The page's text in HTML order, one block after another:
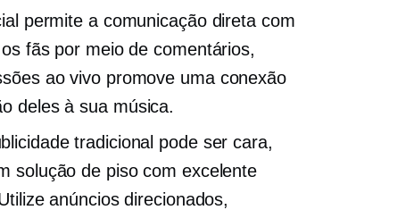
permite a comunicação direta com
fãs por meio de comentários,
ao vivo promove uma conexão
deles à sua música.
tradicional pode ser cara,
solução de piso com excelente
anúncios direcionados,